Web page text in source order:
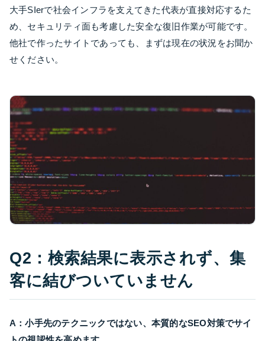
大手SIerで社会インフラを支えてきた代表が直接対応するた
め、セキュリティ面も考慮した安全な復旧作業が可能です。
他社で作ったサイトであっても、まずは現在の状況をお聞か
せください。
Q2：検索結果に表示されず、集
客に結びついていません
A：小手先のテクニックではない、本質的なSEO対策でサイ